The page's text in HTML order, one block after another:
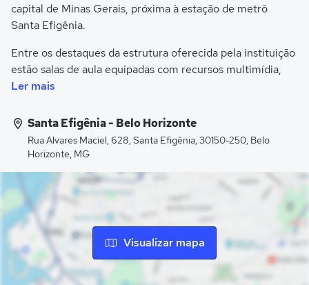
capital de Minas Gerais, próxima à estação de metrô
Santa Efigênia.
Entre os destaques da estrutura oferecida pela instituição
estão salas de aula equipadas com recursos multimídia,
biblioteca com ambientes de estudo individual e em
Prática Jurídica, Espaço Conhecimento, lanchonete e sala
de jogos.
Ler mais
Santa Efigênia - Belo Horizonte
Rua Alvares Maciel, 628, Santa Efigênia, 30150-250, Belo
Horizonte, MG
Visualizar mapa